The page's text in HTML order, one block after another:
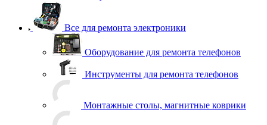
Скальпели, лезвия сменные